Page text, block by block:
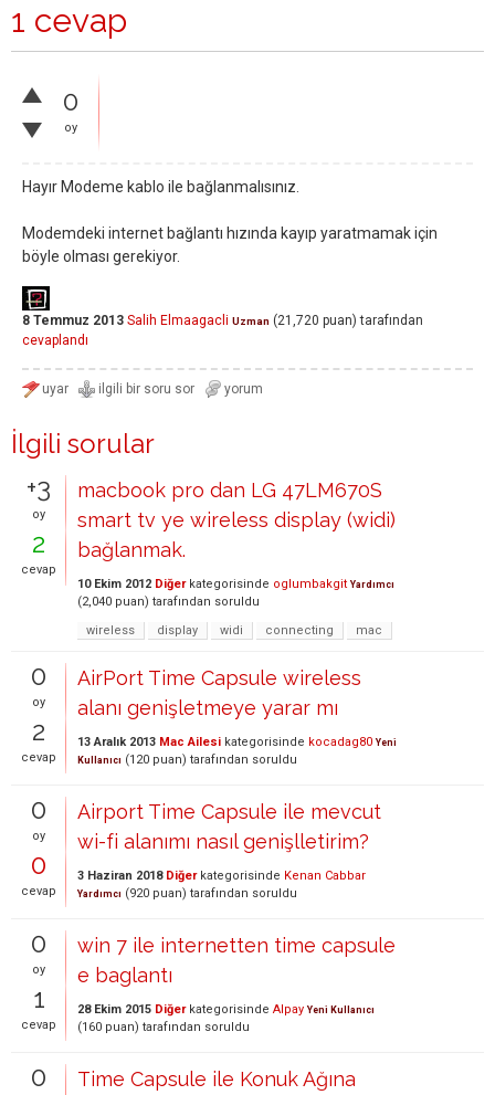
1 cevap
0
oy
Hayır Modeme kablo ile bağlanmalısınız.
Modemdeki internet bağlantı hızında kayıp yaratmamak için
böyle olması gerekiyor.
8 Temmuz 2013 Salih Elmaagacli Uzman (21,720 puan) tarafından
cevaplandı
İlgili sorular
+3
oy
2
cevap
macbook pro dan LG 47LM670S
smart tv ye wireless display (widi)
bağlanmak.
10 Ekim 2012 Diğerkategorisinde oglumbakgit Yardımcı
(2,040 puan) tarafından soruldu
wireless
display widi connecting mac
0
oy
2
cevap
AirPort Time Capsule wireless
alanı genişletmeye yarar mı
13 Aralık 2013 Mac Ailesi kategorisinde kocadag80 Yeni
Kullanıcı (120 puan) tarafından soruldu
0
oy
0
cevap
Airport Time Capsule ile mevcut
wi-fi alanımı nasıl genişlletirim?
3 Haziran 2018 Diğerkategorisinde Kenan Cabbar
Yardımcı (920 puan) tarafından soruldu
0
oy
1
cevap
win 7 ile internetten time capsule
e baglantı
28 Ekim 2015 Diğerkategorisinde Alpay Yeni Kullanıcı
(160 puan) tarafından soruldu
0
Time Capsule ile Konuk Ağına